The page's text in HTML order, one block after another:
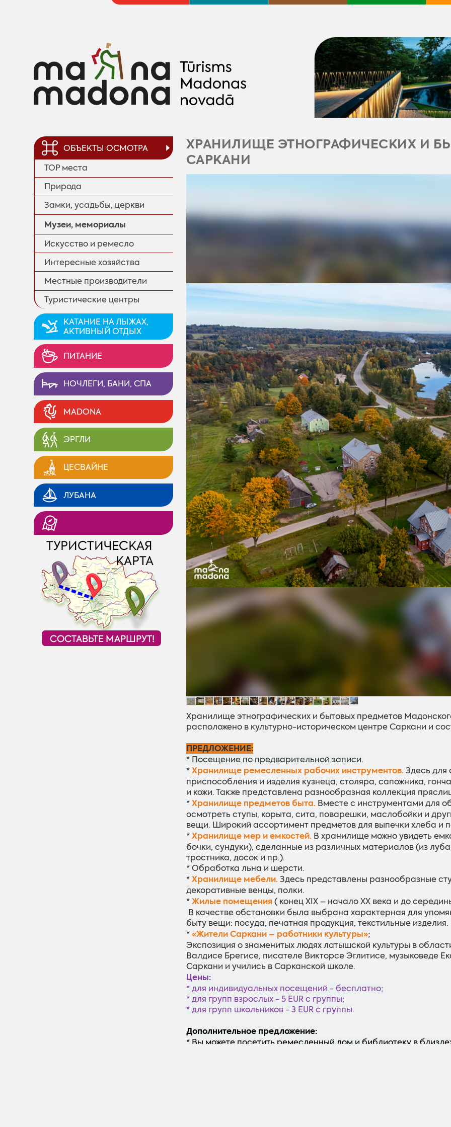
ОБЪЕКТЫ ОСМОТРА
TOP места
Природa
Замки, усадьбы, церкви
Музеи, мемориалы
Искусство и ремесло
Интересные хозяйства
Местные производители
Туристические центры
KАТАНИЕ НА ЛЫЖАХ,
AКТИВНЫЙ ОТДЫХ
ПИТАНИЕ
НОЧЛЕГИ, БАНИ, СПА
MADONA
ЭРГЛИ
ЦЕСВАЙНЕ
ЛУБАНА
ХРАНИЛИЩЕ ЭТНОГРАФИЧЕСКИХ И
САРКАНИ
◄
Хранилище этнографических и бытовых предметов
расположенo в культурно-историческом центре Саркани и
ПРЕДЛОЖЕНИЕ:
* Посещение по предварительной записи.
*Xранилище ремесленных рабочих инструментов. Здесь для
приспособления и изделия кузнеца, столяра, сапожника,
и кожи. Также представлена разнообразная коллекция
*Xранилище предметов быта. Вместе с инструментами для
осмотреть ступы, корыта, сита, поварешки, маслобойки и
вещи. Широкий ассортимент предметов для выпечки хлеба и
*Xранилище мер и емкостей. В хранилище можно увидеть
бочки, сундуки), сделанные из различных материалов (из
тростника, досок и пр.).
* Обработка льна и шерсти.
*Xранилище мебели. Здесь представлены разнообразные
декоративные венцы, полки.
*Жилые помещения ( конец XIX – начало XX века и до
В качестве обстановки была выбрана характерная для
быту вещи: посуда, печатная продукция, текстильные изделия.
* «Жители Саркани – работники культуры»;
Экспозиция о знаменитых людях латышской культуры в
Валдисе Брегисе, писателе Викторсе Эглитисе, музыковеде
Саркани и учились в Сарканской школе.
Цены:
* для индивидуальных посещений - бесплатно;
* для групп взрослых - 5 EUR с группы;
* для групп школьников - 3 EUR с группы.
Дополнительное предложение:
* Вы можете посетить ремесленный дом и библиотеку в